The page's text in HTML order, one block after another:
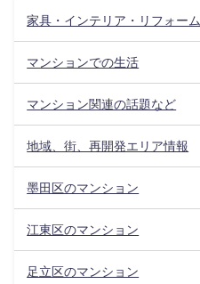
家具・インテリア・リフォーム
マンションでの生活
マンション関連の話題など
地域、街、再開発エリア情報
墨田区のマンション
江東区のマンション
足立区のマンション